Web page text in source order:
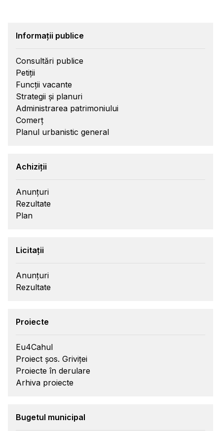
Informații publice
Consultări publice
Petiții
Funcții vacante
Strategii și planuri
Administrarea patrimoniului
Comerț
Planul urbanistic general
Achiziții
Anunțuri
Rezultate
Plan
Licitații
Anunțuri
Rezultate
Proiecte
Eu4Cahul
Proiect șos. Griviței
Proiecte în derulare
Arhiva proiecte
Bugetul municipal